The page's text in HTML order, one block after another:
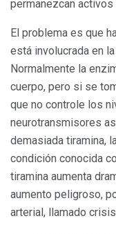
permanezcan
El problema es que
está involucrada en
Normalmente la
cuerpo, pero si se
que no controle los
neurotransmisores
demasiada tiramina,
condición conocida
tiramina aumenta
aumento peligroso,
arterial, llamado